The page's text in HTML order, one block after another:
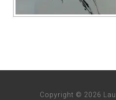
Copyright © 2026